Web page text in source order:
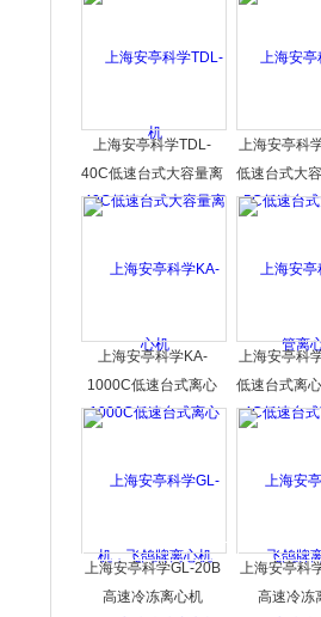
上海安亭科学TDL-
40C低速台式大容量离
心机
上海安亭科
低速台式大
心机
上海安亭科学KA-
1000C低速台式离心
机，飞鸽牌离心机
上海安亭科
低速台式离
牌离
上海安亭科学GL-20B
高速冷冻离心机
上海安亭科
高速冷冻